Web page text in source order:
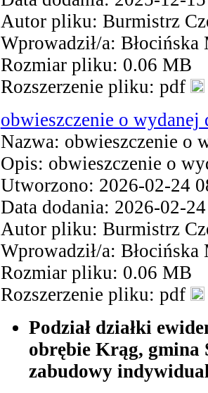
Autor pliku: Burmistrz
Wprowadził/a: Błocińska
Rozmiar pliku: 0.06 MB
Rozszerzenie pliku: pdf
obwieszczenie o wydanej
Nazwa: obwieszczenie o
Opis: obwieszczenie o
Utworzono: 2026-02-24
Data dodania: 2026-02-
Autor pliku: Burmistrz
Wprowadził/a: Błocińska
Rozmiar pliku: 0.06 MB
Rozszerzenie pliku: pdf
Podział działki
obrębie Krąg, gmina
zabudowy